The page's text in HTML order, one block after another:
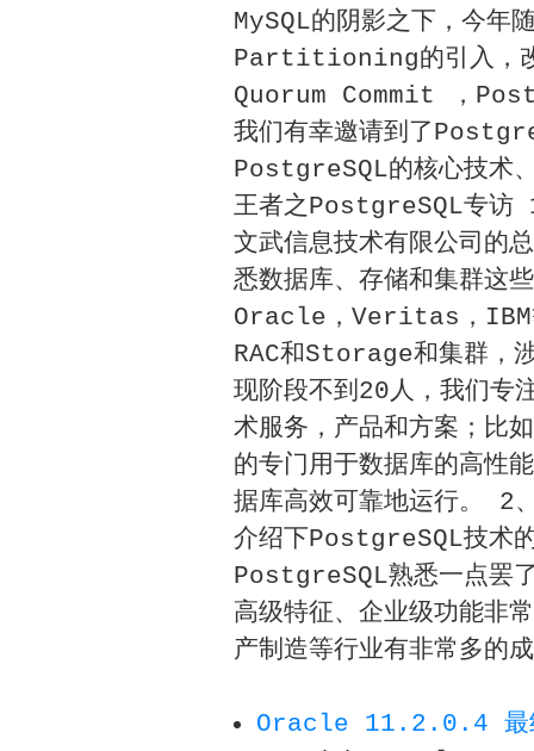
MySQL的阴影之下，今
Partitioning的引入，改
Quorum Commit ，
我们有幸邀请到了
PostgreSQL的核心技术
王者之PostgreSQL专访
文武信息技术有限公司的
悉数据库、存储和集群这
Oracle，Veritas，IBM
RAC和Storage和集群，
现阶段不到20人，我们专
术服务，产品和方案；比
的专门用于数据库的高
据库高效可靠地运行。 2
介绍下PostgreSQL技术
PostgreSQL熟悉一点罢
高级特征、企业级功能非
产制造等行业有非常多
Oracle 11.2.0.4 最